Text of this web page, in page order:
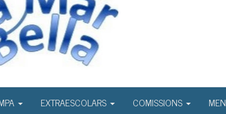
EXTRAESCOLARS COMISSIONS